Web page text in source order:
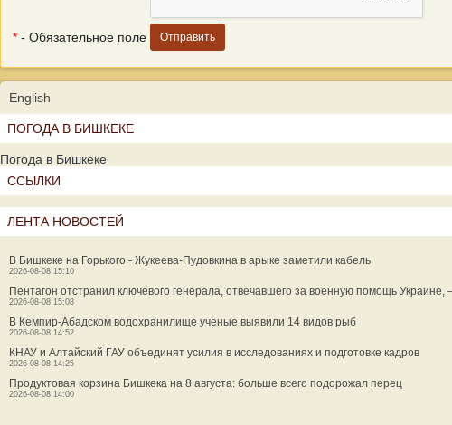
* - Обязательное поле
English
ПОГОДА В БИШКЕКЕ
Погода в Бишкеке
ССЫЛКИ
ЛЕНТА НОВОСТЕЙ
В Бишкеке на Горького - Жукеева-Пудовкина в арыке заметили кабель
2026-08-08 15:10
Пентагон отстранил ключевого генерала, отвечавшего за военную помощь
2026-08-08 15:08
В Кемпир-Абадском водохранилище ученые выявили 14 видов рыб
2026-08-08 14:52
КНАУ и Алтайский ГАУ объединят усилия в исследованиях и подготовке кадров
2026-08-08 14:25
Продуктовая корзина Бишкека на 8 августа: больше всего подорожал перец
2026-08-08 14:00